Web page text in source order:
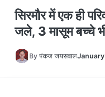
सिरमौर में एक ही
जले, 3 मासूम बच्चे
By पंकज जयसवाल